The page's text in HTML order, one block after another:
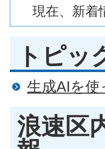
現在、新着
トピッ
生成AIを使
浪速区